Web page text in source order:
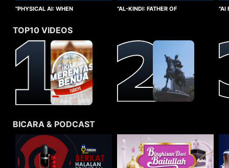
"PHYSICAL AI: WHEN
"AL-KINDI: FATHER OF
"AI
TOP10 VIDEOS
BICARA & PODCAST